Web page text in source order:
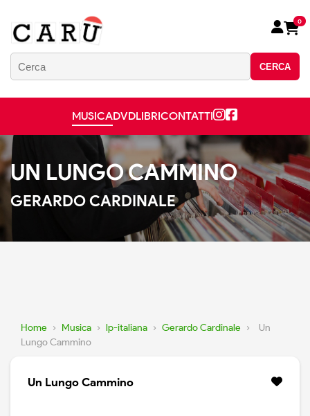
CERCA
0
MUSICADVDLIBRICONTATTI
UN LUNGO CAMMINO
GERARDO CARDINALE
Home › Musica › lp-italiana › Gerardo Cardinale ›
Un
Lungo Cammino
Un Lungo Cammino